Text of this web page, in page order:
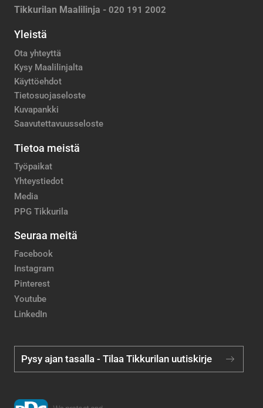
Tikkurilan Maalilinja - 020 191 2002
Yleistä
Ota yhteyttä
Kysy Maalilinjalta
Käyttöehdot
Tietosuojaseloste
Kuvapankki
Saavutettavuusseloste
Tietoa meistä
Työpaikat
Yhteystiedot
Media
PPG Tikkurila
Seuraa meitä
Facebook
Instagram
Pinterest
Youtube
LinkedIn
Pysy ajan tasalla - Tilaa Tikkurilan uutiskirje